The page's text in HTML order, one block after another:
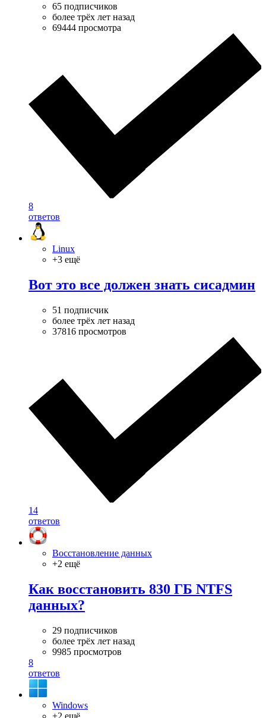
65 подписчиков
более трёх лет назад
69444 просмотра
8
ответов
Linux
+3 ещё
Вот это все должен знать сисадмин
51 подписчик
более трёх лет назад
37816 просмотров
14
ответов
Восстановление данных
+2 ещё
Как восстановить 830 ГБ NTFS
данных?
29 подписчиков
более трёх лет назад
9985 просмотров
8
ответов
Windows
+2 ещё